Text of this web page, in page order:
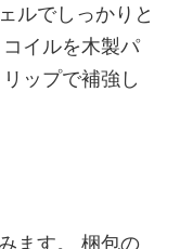
ルでしっかりと
イルを木製パ
ップで補強し